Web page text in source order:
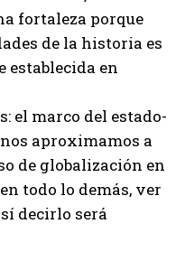
fortaleza porque
de la historia es
establecida en
el marco del estado-
aproximamos a
de globalización en
todo lo demás, ver
decirlo será